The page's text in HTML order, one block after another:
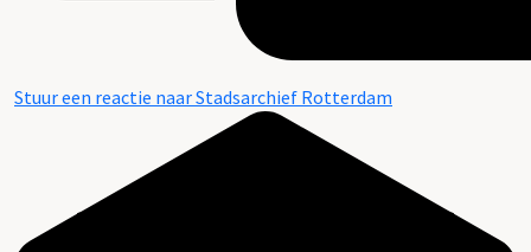
Stuur een reactie naar Stadsarchief Rotterdam